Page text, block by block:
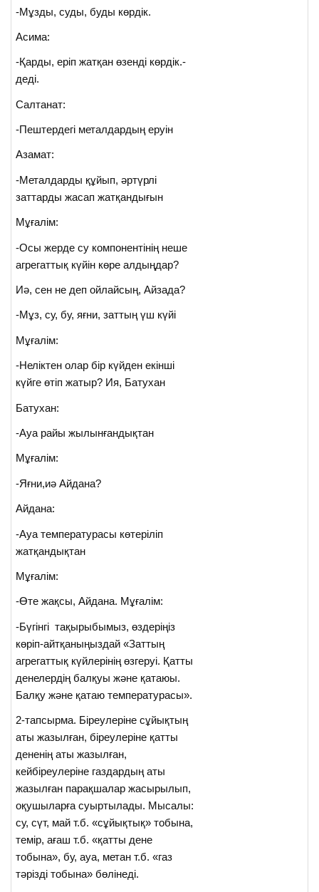
-Мұзды, суды, буды көрдік.
Асима:
-Қарды, еріп жатқан өзенді көрдік.-
деді.
Салтанат:
-Пештердегі металдардың еруін
Азамат:
-Металдарды құйып, әртүрлі
заттарды жасап жатқандығын
Мұғалім:
-Осы жерде су компонентінің неше
агрегаттық күйін көре алдыңдар?
Иә, сен не деп ойлайсың, Айзада?
-Мұз, су, бу, яғни, заттың үш күйі
Мұғалім:
-Неліктен олар бір күйден екінші
күйге өтіп жатыр? Ия, Батухан
Батухан:
-Ауа райы жылынғандықтан
Мұғалім:
-Яғни,иә Айдана?
Айдана:
-Ауа температурасы көтеріліп
жатқандықтан
Мұғалім:
-Өте жақсы, Айдана. Мұғалім:
-Бүгінгі тақырыбымыз, өздеріңіз
көріп-айтқаныңыздай «Заттың
агрегаттық күйлерінің өзгеруі. Қатты
денелердің балқуы және қатаюы.
Балқу және қатаю температурасы».
2-тапсырма. Біреулеріне сұйықтың
аты жазылған, біреулеріне қатты
дененің аты жазылған,
кейбіреулеріне газдардың аты
жазылған парақшалар жасырылып,
оқушыларға суыртылады. Мысалы:
су, сүт, май т.б. «сұйықтық» тобына,
темір, ағаш т.б. «қатты дене
тобына», бу, ауа, метан т.б. «газ
тәрізді тобына» бөлінеді.